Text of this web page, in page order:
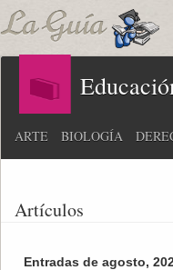
ARTE BIOLOGÍA
Artículos
Entradas de agosto,